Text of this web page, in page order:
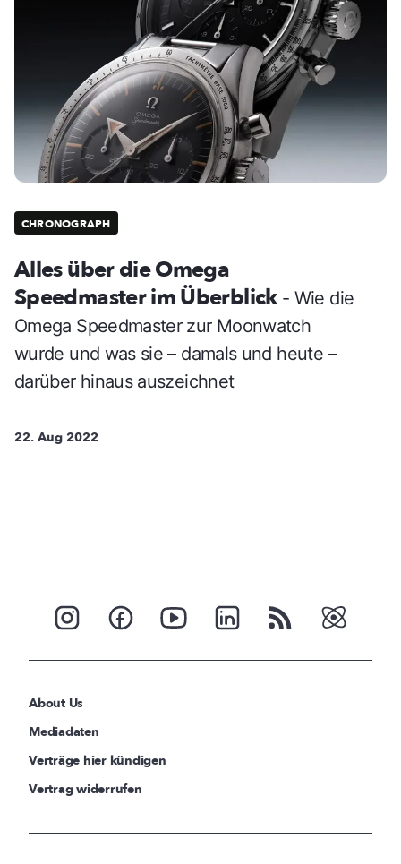
CHRONOGRAPH
Alles über die Omega
Speedmaster im Überblick - Wie die
Omega Speedmaster zur Moonwatch
wurde und was sie – damals und heute –
darüber hinaus auszeichnet
22. Aug 2022
About Us
Mediadaten
Verträge hier kündigen
Vertrag widerrufen